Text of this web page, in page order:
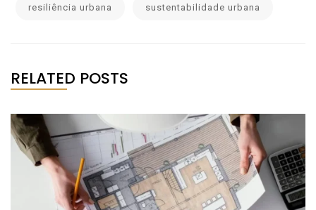
resiliência urbana sustentabilidade urbana
RELATED POSTS